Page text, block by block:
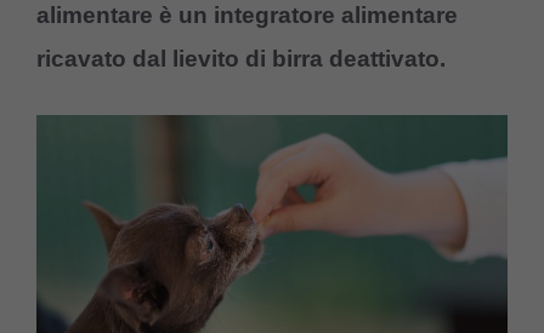
alimentare è un integratore alimentare
ricavato dal lievito di birra deattivato.